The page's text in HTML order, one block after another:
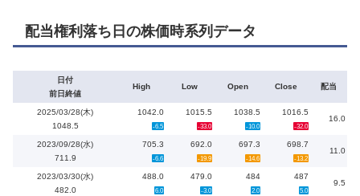
配当権利落ち日の株価時系列データ
日付
前日終値
High Low Open Close 配当
2025/03/28(木)
1048.5
1042.0
-6.5
1015.5
-33.0
1038.5
-10.0
1016.5
-32.0
16.0
2023/09/28(水)
711.9
705.3
-6.6
692.0
-19.9
697.3
-14.6
698.7
-13.2
11.0
2023/03/30(水)
482.0
488.0
6.0
479.0
-3.0
484
2.0
487
5.0
9.5